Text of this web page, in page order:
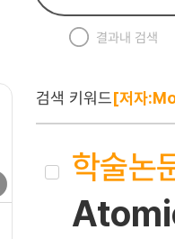
결과내 검색
검색 키워드[저자
학술논